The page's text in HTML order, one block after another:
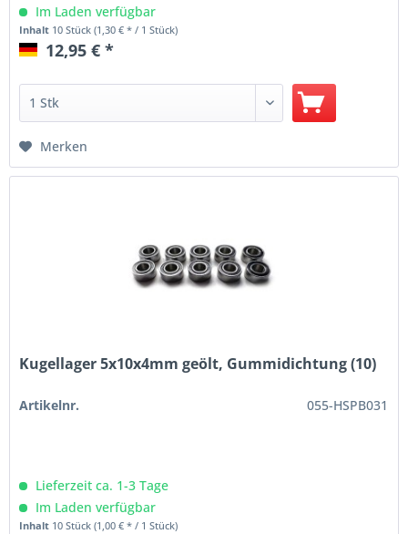
Im Laden verfügbar
Inhalt 10 Stück(1,30 € * / 1 Stück)
12,95 € *
Merken
Kugellager 5x10x4mm geölt, Gummidichtung (10)
Artikelnr. 055-HSPB031
Lieferzeit ca. 1-3 Tage
Im Laden verfügbar
Inhalt 10 Stück(1,00 € * / 1 Stück)